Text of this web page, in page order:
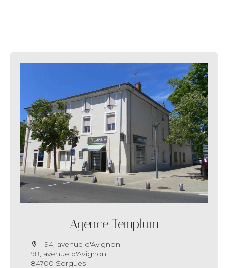
Agence Templum
94, avenue d'Avignon
98, avenue d'Avignon
84700 Sorgues